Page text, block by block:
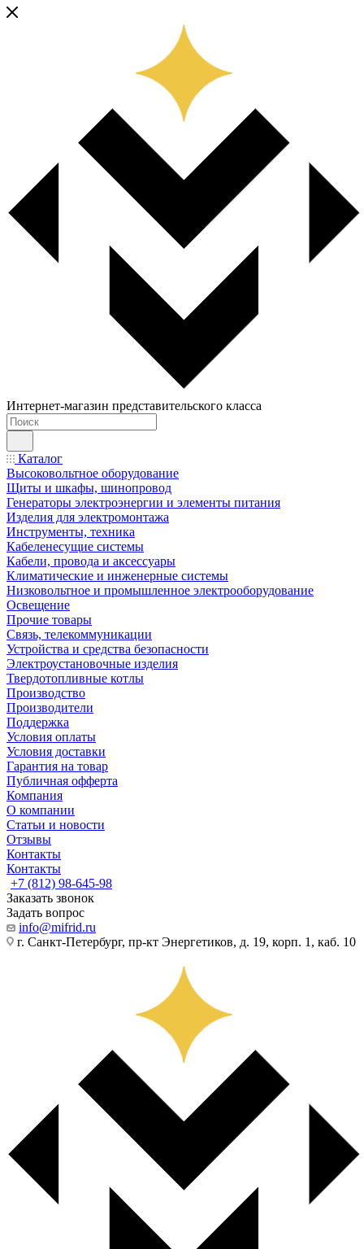
Интернет-магазин представительского класса
Каталог
Высоковольтное оборудование
Щиты и шкафы, шинопровод
Генераторы электроэнергии и элементы питания
Изделия для электромонтажа
Инструменты, техника
Кабеленесущие системы
Кабели, провода и аксессуары
Климатические и инженерные системы
Низковольтное и промышленное электрооборудование
Освещение
Прочие товары
Связь, телекоммуникации
Устройства и средства безопасности
Электроустановочные изделия
Твердотопливные котлы
Производство
Производители
Поддержка
Условия оплаты
Условия доставки
Гарантия на товар
Публичная офферта
Компания
О компании
Статьи и новости
Отзывы
Контакты
Контакты
+7 (812) 98-645-98
Заказать звонок
Задать вопрос
info@mifrid.ru
г. Санкт-Петербург, пр-кт Энергетиков, д. 19, корп. 1, каб. 10